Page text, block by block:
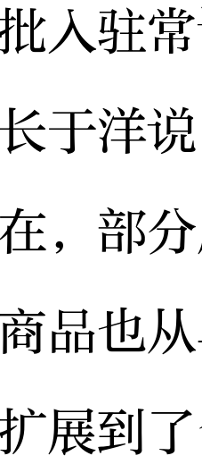
驻常
于洋
，部
品也
展到